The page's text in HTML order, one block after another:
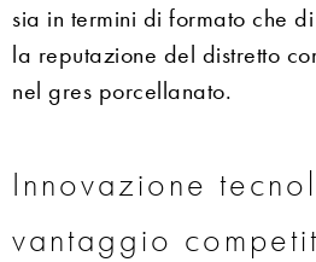
sia in termini di formato che
la reputazione del distretto
nel gres porcellanato.
Innovazione
vantaggio